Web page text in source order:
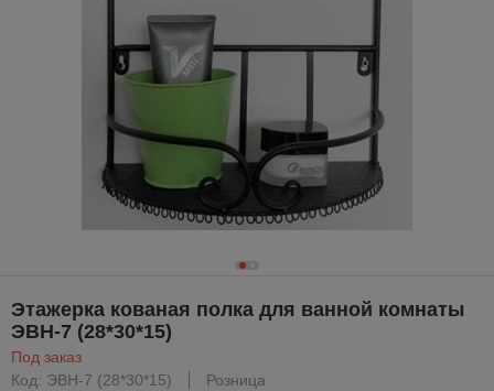
Этажерка кованая полка для ванной комнаты
ЭВН-7 (28*30*15)
Под заказ
Код: ЭВН-7 (28*30*15)
Розница